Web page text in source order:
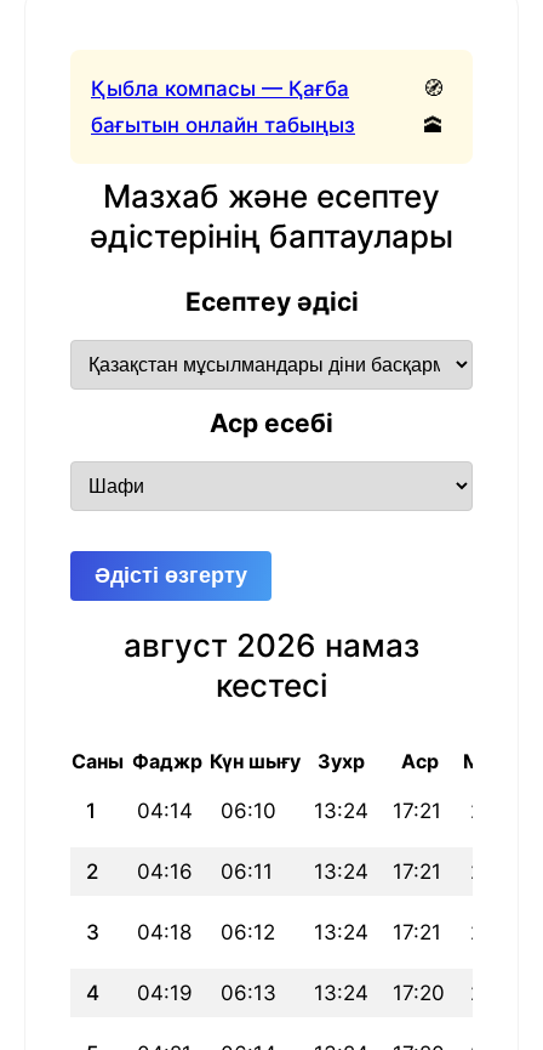
Қыбла компасы — Қағба
бағытын онлайн табыңыз
🧭
🕋
Мазхаб және есептеу
әдістерінің баптаулары
Есептеу әдісі
Аср есебі
Әдісті өзгерту
август 2026 намаз
кестесі
Саны Фаджр Күн шығу Зухр Аср Магриб
1 04:14 06:10 13:24 17:21 20:38
2 04:16 06:11 13:24 17:21 20:37
3 04:18 06:12 13:24 17:21 20:36
4 04:19 06:13 13:24 17:20 20:34